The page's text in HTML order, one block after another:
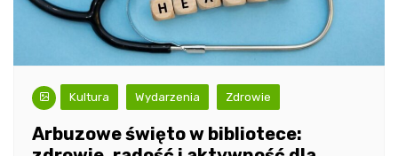
Kultura Wydarzenia Zdrowie
Arbuzowe święto w bibliotece: